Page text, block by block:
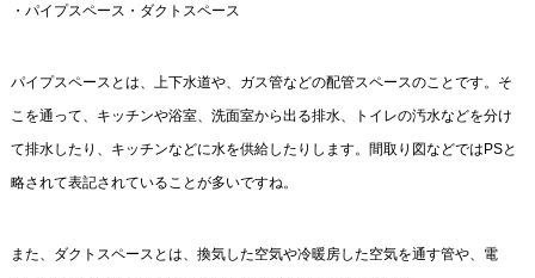
・パイプスペース・ダクトスペース
パイプスペースとは、上下水道や、ガス管などの配管スペースのことです。そ
こを通って、キッチンや浴室、洗面室から出る排水、トイレの汚水などを分け
て排水したり、キッチンなどに水を供給したりします。間取り図などではPSと
略されて表記されていることが多いですね。
また、ダクトスペースとは、換気した空気や冷暖房した空気を通す管や、電